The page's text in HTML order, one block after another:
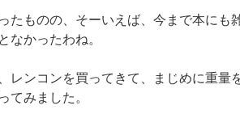
たものの、そーいえば、今まで本にも
なかったわね。
レンコンを買ってきて、まじめに重量
てみました。